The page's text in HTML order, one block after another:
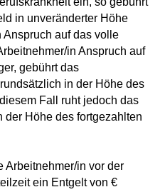
in unveränderter Höhe
auf das volle
in Anspruch auf
gebührt das
in der Höhe des
Fall ruht jedoch das
Höhe des fortgezahlten
Arbeitnehmer/in vor der
ein Entgelt von €